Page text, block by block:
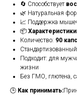
🔄 Способствует
🌿 Натуральная
📈 Поддержка
📦
Количество: 90
Подходит: для
жизни
Без ГМО, глютена,
🕒 Как принимать: